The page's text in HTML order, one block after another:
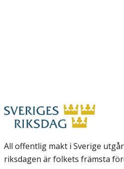
All offentlig makt i Sverige
riksdagen är folkets främsta